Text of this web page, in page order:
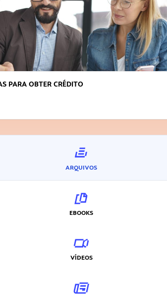
A DIFERENÇA: SEJA SUSTENTÁVEL, SEJA
ARQUIVOS
EBOOKS
VÍDEOS